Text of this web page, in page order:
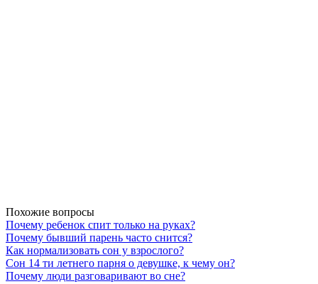
Похожие вопросы
Почему ребенок спит только на руках?
Почему бывший парень часто снится?
Как нормализовать сон у взрослого?
Сон 14 ти летнего парня о девушке, к чему он?
Почему люди разговаривают во сне?